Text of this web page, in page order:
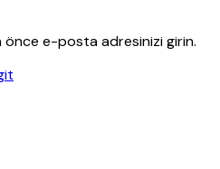
önce e-posta adresinizi girin.